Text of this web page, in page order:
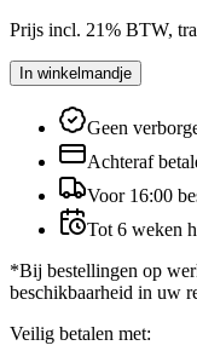
Prijs incl. 21% BTW,
In winkelmandje
Geen
Achteraf
Voor 16:00
Tot 6 weken
*Bij bestellingen op
beschikbaarheid in uw
Veilig betalen met: